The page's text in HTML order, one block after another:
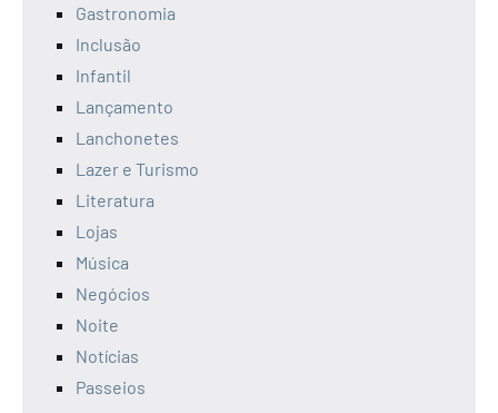
Gastronomia
Inclusão
Infantil
Lançamento
Lanchonetes
Lazer e Turismo
Literatura
Lojas
Música
Negócios
Noite
Notícias
Passeios